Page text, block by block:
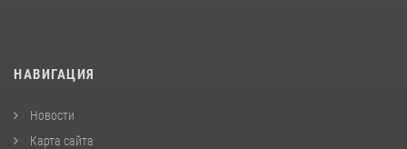
НАВИГАЦИЯ
Новости
Карта сайта